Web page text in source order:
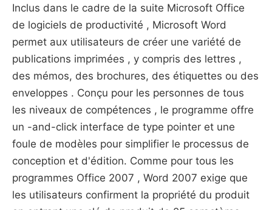
Inclus dans le cadre de la suite Microsoft Office
de logiciels de productivité , Microsoft Word
permet aux utilisateurs de créer une variété de
publications imprimées , y compris des lettres ,
des mémos, des brochures, des étiquettes ou des
enveloppes . Conçu pour les personnes de tous
les niveaux de compétences , le programme offre
un -and-click interface de type pointer et une
foule de modèles pour simplifier le processus de
conception et d'édition. Comme pour tous les
programmes Office 2007 , Word 2007 exige que
les utilisateurs confirment la propriété du produit